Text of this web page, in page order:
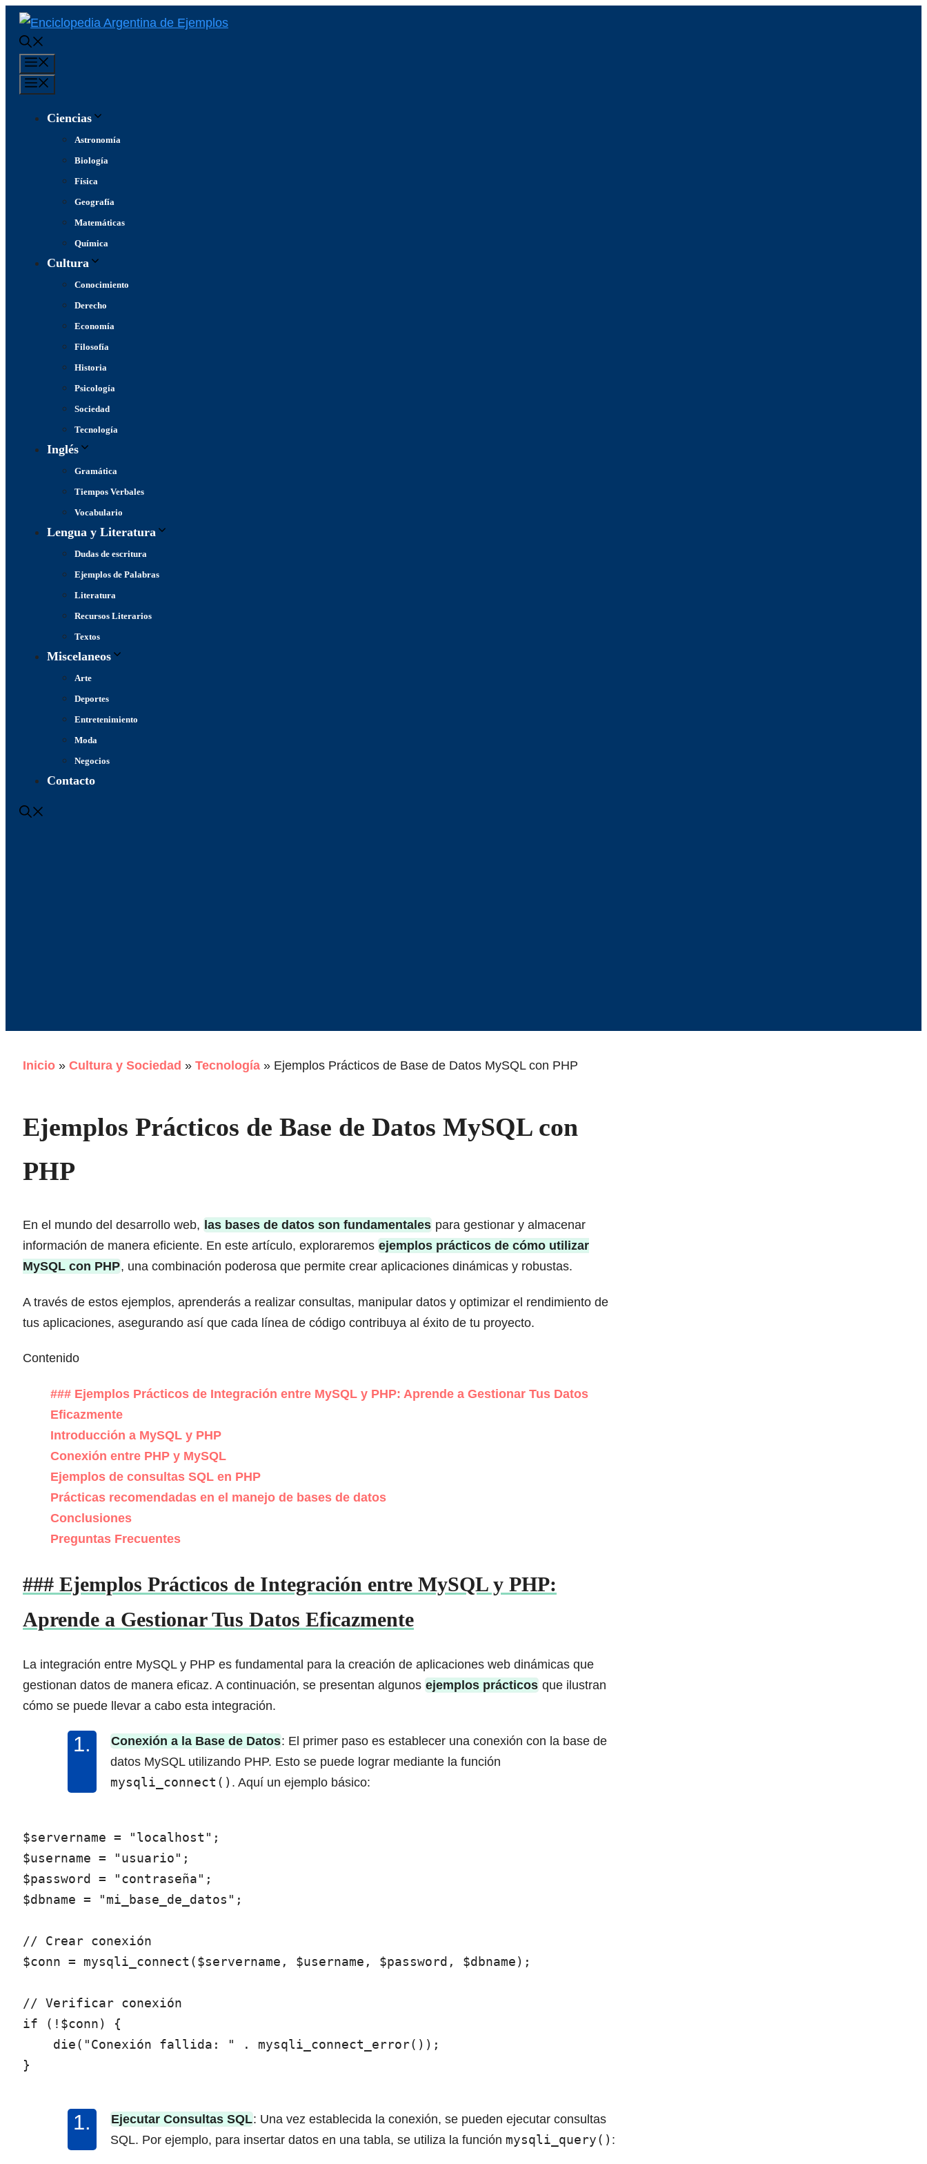
Saltar
contenido
Ciencias
Astronomía
Biología
Física
Geografía
Matemáticas
Química
Cultura
Conocimiento
Derecho
Economía
Filosofía
Historia
Psicología
Sociedad
Tecnología
Inglés
Gramática
Tiempos Verbales
Vocabulario
Lengua y Literatura
Dudas de escritura
Ejemplos de Palabras
Literatura
Recursos Literarios
Textos
Miscelaneos
Arte
Deportes
Entretenimiento
Moda
Negocios
Contacto
Inicio » Cultura y Sociedad » Tecnología » Ejemplos Prácticos de Base de Datos MySQL con PHP
Ejemplos Prácticos de Base de Datos MySQL con
PHP
En el mundo del desarrollo web, las bases de datos son fundamentales para gestionar y almacenar
información de manera eficiente. En este artículo, exploraremos ejemplos prácticos de cómo utilizar
MySQL con PHP, una combinación poderosa que permite crear aplicaciones dinámicas y robustas.
A través de estos ejemplos, aprenderás a realizar consultas, manipular datos y optimizar el rendimiento de
tus aplicaciones, asegurando así que cada línea de código contribuya al éxito de tu proyecto.
Contenido
### Ejemplos Prácticos de Integración entre MySQL y PHP: Aprende a Gestionar Tus Datos
Eficazmente
Introducción a MySQL y PHP
Conexión entre PHP y MySQL
Ejemplos de consultas SQL en PHP
Prácticas recomendadas en el manejo de bases de datos
Conclusiones
Preguntas Frecuentes
### Ejemplos Prácticos de Integración entre MySQL y PHP:
Aprende a Gestionar Tus Datos Eficazmente
La integración entre MySQL y PHP es fundamental para la creación de aplicaciones web dinámicas que
gestionan datos de manera eficaz. A continuación, se presentan algunos ejemplos prácticos que ilustran
cómo se puede llevar a cabo esta integración.
Conexión a la Base de Datos: El primer paso es establecer una conexión con la base de
datos MySQL utilizando PHP. Esto se puede lograr mediante la función
mysqli_connect() . Aquí un ejemplo básico:
$servername = "localhost";
$username = "usuario";
$password = "contraseña";
$dbname = "mi_base_de_datos";
// Crear conexión
$conn = mysqli_connect($servername, $username, $password, $dbname);
// Verificar conexión
if (!$conn) {
    die("Conexión fallida: " . mysqli_connect_error());
Ejecutar Consultas SQL: Una vez establecida la conexión, se pueden ejecutar consultas
SQL. Por ejemplo, para insertar datos en una tabla, se utiliza la función mysqli_query() :